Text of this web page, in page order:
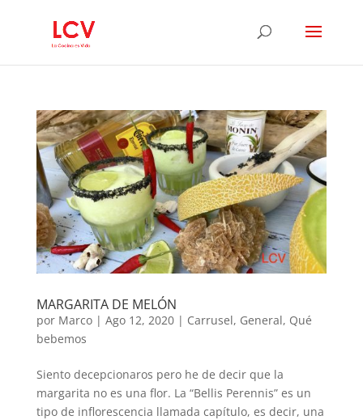
MARGARITA DE MELÓN
por Marco| Ago 12, 2020| Carrusel, General, Qué
bebemos
Siento decepcionaros pero he de decir que la
margarita no es una flor. La “Bellis Perennis” es un
tipo de inflorescencia llamada capítulo, es decir, una